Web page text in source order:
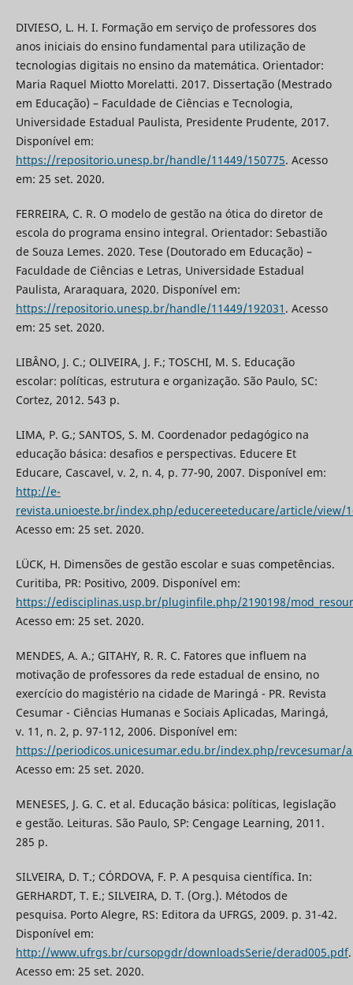
DIVIESO, L. H. I. Formação em serviço de professores dos
anos iniciais do ensino fundamental para utilização de
tecnologias digitais no ensino da matemática. Orientador:
Maria Raquel Miotto Morelatti. 2017. Dissertação (Mestrado
em Educação) – Faculdade de Ciências e Tecnologia,
Universidade Estadual Paulista, Presidente Prudente, 2017.
Disponível em:
https://repositorio.unesp.br/handle/11449/150775. Acesso
em: 25 set. 2020.
FERREIRA, C. R. O modelo de gestão na ótica do diretor de
escola do programa ensino integral. Orientador: Sebastião
de Souza Lemes. 2020. Tese (Doutorado em Educação) –
Faculdade de Ciências e Letras, Universidade Estadual
Paulista, Araraquara, 2020. Disponível em:
https://repositorio.unesp.br/handle/11449/192031 . Acesso
em: 25 set. 2020.
LIBÂNO, J. C.; OLIVEIRA, J. F.; TOSCHI, M. S. Educação
escolar: políticas, estrutura e organização. São Paulo, SC:
Cortez, 2012. 543 p.
LIMA, P. G.; SANTOS, S. M. Coordenador pedagógico na
educação básica: desafios e perspectivas. Educere Et
Educare, Cascavel, v. 2, n. 4, p. 77-90, 2007. Disponível em:
http://e-
revista.unioeste.br/index.php/educereeteducare/article/view/
Acesso em: 25 set. 2020.
LÜCK, H. Dimensões de gestão escolar e suas competências.
Curitiba, PR: Positivo, 2009. Disponível em:
https://edisciplinas.usp.br/pluginfile.php/2190198/
Acesso em: 25 set. 2020.
MENDES, A. A.; GITAHY, R. R. C. Fatores que influem na
motivação de professores da rede estadual de ensino, no
exercício do magistério na cidade de Maringá - PR. Revista
Cesumar - Ciências Humanas e Sociais Aplicadas, Maringá,
v. 11, n. 2, p. 97-112, 2006. Disponível em:
https://periodicos.unicesumar.edu.br/index.php/revcesumar/
Acesso em: 25 set. 2020.
MENESES, J. G. C. et al. Educação básica: políticas, legislação
e gestão. Leituras. São Paulo, SP: Cengage Learning, 2011.
285 p.
SILVEIRA, D. T.; CÓRDOVA, F. P. A pesquisa científica. In:
GERHARDT, T. E.; SILVEIRA, D. T. (Org.). Métodos de
pesquisa. Porto Alegre, RS: Editora da UFRGS, 2009. p. 31-42.
Disponível em:
http://www.ufrgs.br/cursopgdr/downloadsSerie/derad005.pdf.
Acesso em: 25 set. 2020.